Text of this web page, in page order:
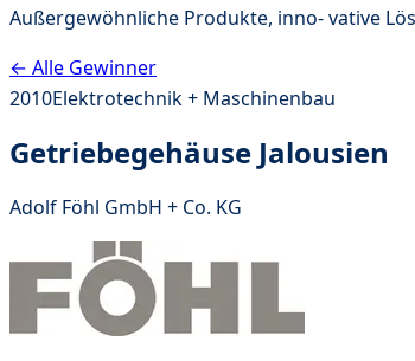
Außergewöhnliche Produkte, inno- vative
← Alle Gewinner
2010Elektrotechnik + Maschinenbau
Getriebegehäuse Jalousien
Adolf Föhl GmbH + Co. KG